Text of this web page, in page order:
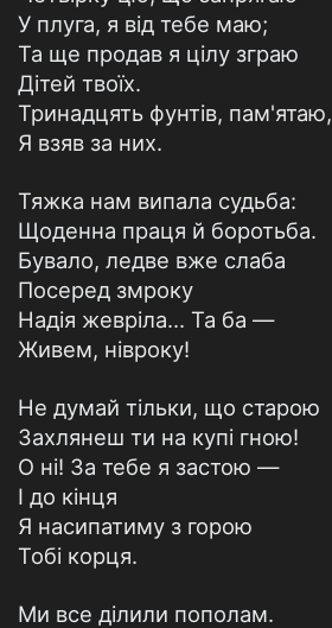
У плуга, я від тебе маю;
Та ще продав я цілу зграю
Дітей твоїх.
Тринадцять фунтів, пам'ятаю,
Я взяв за них.
Тяжка нам випала судьба:
Щоденна праця й боротьба.
Бувало, ледве вже слаба
Посеред змроку
Надія жевріла... Та ба —
Живем, нівроку!
Не думай тільки, що старою
Захлянеш ти на купі гною!
О ні! За тебе я застою —
I до кінця
Я насипатиму з горою
Тобі корця.
Ми все ділили пополам.